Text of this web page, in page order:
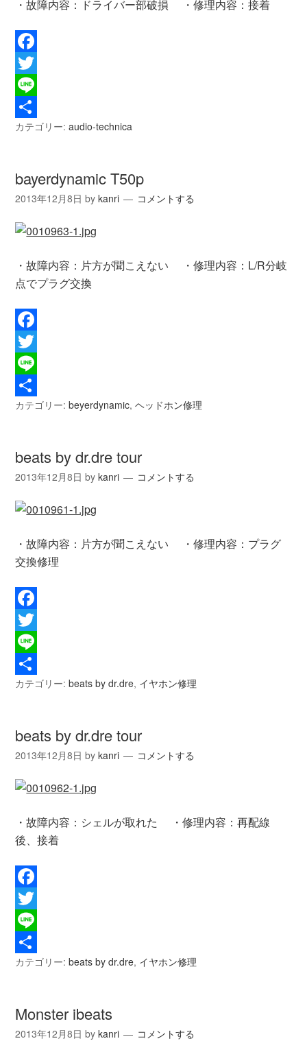
・故障内容：ドライバー部破損 ・修理内容：接着
Facebook
Twitter
Line
共
カテゴリー:audio-technica
bayerdynamic T50p
2013年12月8日 bykanri コメントする
・故障内容：片方が聞こえない ・修理内容：L/R分岐
点でプラグ交換
Facebook
Twitter
Line
共
カテゴリー:beyerdynamic,ヘッドホン修理
beats by dr.dre tour
2013年12月8日 bykanri コメントする
・故障内容：片方が聞こえない ・修理内容：プラグ
交換修理
Facebook
Twitter
Line
共
カテゴリー:beats by dr.dre, イヤホン修理
beats by dr.dre tour
2013年12月8日 bykanri コメントする
・故障内容：シェルが取れた ・修理内容：再配線
後、接着
Facebook
Twitter
Line
共
カテゴリー:beats by dr.dre, イヤホン修理
Monster ibeats
2013年12月8日 bykanri コメントする